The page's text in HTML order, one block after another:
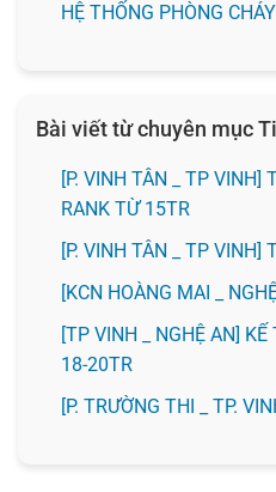
HỆ THỐNG PHÒNG
Bài viết từ chuyên mục
[P. VINH TÂN _ TP VINH]
RANK TỪ 15TR
[P. VINH TÂN _ TP VINH]
️[KCN HOÀNG MAI _
[TP VINH _ NGHỆ AN]
18-20TR
️[P. TRƯỜNG THI _ TP.